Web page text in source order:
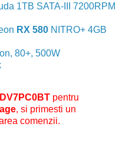
1TB SATA-III 7200RPM
RX 580 NITRO+ 4GB
80+, 500W
DV7PC0BT pentru
, si primesti un
comenzii.